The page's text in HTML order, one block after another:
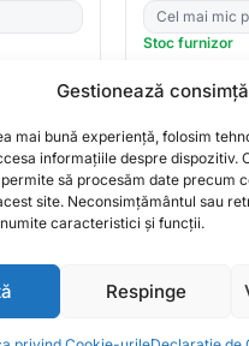
Gestionează
mai bună experiență, folosim
informațiile despre dispozitiv.
să procesăm date precum
site. Neconsimțământul sau
caracteristici și funcții.
Respinge
Cel mai mic
Stoc furnizor
Contact